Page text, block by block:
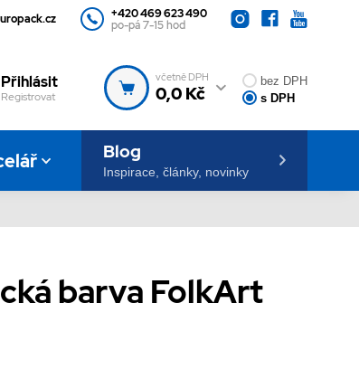
+420 469 623 490
po-pá 7-15 hod
Přihlásit
Registrovat
včetně DPH
0,0 Kč
bez DPH
s DPH
Blog
Inspirace, články, novinky
barva FolkArt